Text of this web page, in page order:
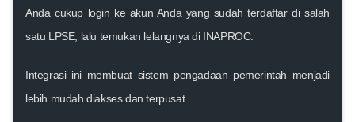
Anda cukup login ke akun Anda yang sudah terdaftar di salah
satu LPSE, lalu temukan lelangnya di INAPROC.
Integrasi ini membuat sistem pengadaan pemerintah menjadi
lebih mudah diakses dan terpusat.